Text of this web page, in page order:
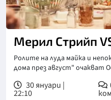
Мерил Стрийп
Ролите на луда майка и
дома през август" очакват
30 януари |
22:10